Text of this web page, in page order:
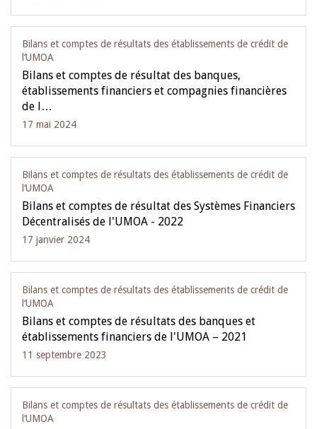
Bilans et comptes de résultats des établissements de crédit de
l‘UMOA
Bilans et comptes de résultat des banques,
établissements financiers et compagnies financières
de l…
17 mai 2024
Bilans et comptes de résultats des établissements de crédit de
l‘UMOA
Bilans et comptes de résultat des Systèmes Financiers
Décentralisés de l'UMOA - 2022
17 janvier 2024
Bilans et comptes de résultats des établissements de crédit de
l‘UMOA
Bilans et comptes de résultats des banques et
établissements financiers de l'UMOA – 2021
11 septembre 2023
Bilans et comptes de résultats des établissements de crédit de
l‘UMOA